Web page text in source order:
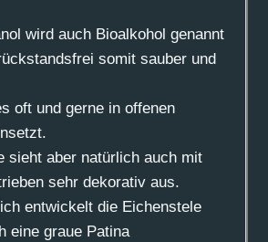
wird auch Bioalkohol genannt
somit sauber und
oft und gerne in offenen
sieht aber natürlich auch mit
sehr dekorativ aus.
entwickelt die Eichenstele
eine graue Patina